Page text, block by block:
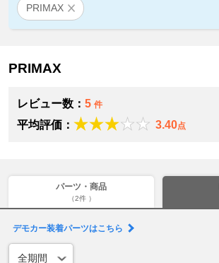
PRIMAX
PRIMAX
レビュー数： 5 件
平均評価： 3.40点
パーツ・商品
（2件 ）
デモカー装着パーツはこちら